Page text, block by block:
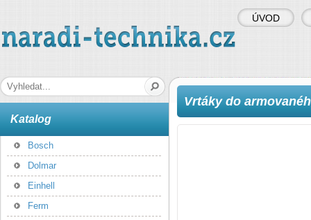
naradi-technika.cz
Vrtáky do
Katalog
Bosch
Dolmar
Einhell
Ferm
ÚVOD
Hledaná fráze